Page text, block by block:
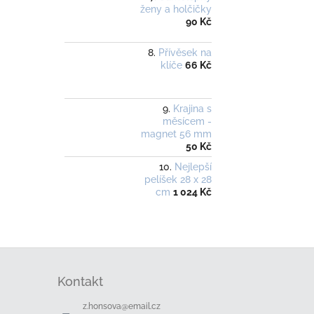
ženy a holčičky
90 Kč
Přívěsek na
klíče 66 Kč
Krajina s
měsícem -
magnet 56 mm
50 Kč
Nejlepší
pelíšek 28 x 28
cm 1 024 Kč
Kontakt
z.honsova@email.cz